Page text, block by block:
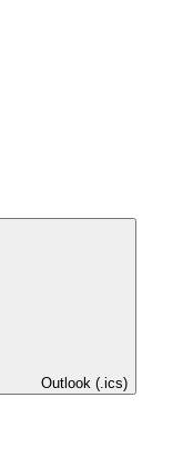
Outlook (.ics)